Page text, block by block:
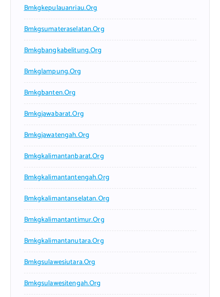
Bmkgkepulauanriau.org
Bmkgsumateraselatan.org
Bmkgbangkabelitung.org
Bmkglampung.org
Bmkgbanten.org
Bmkgjawabarat.org
Bmkgjawatengah.org
Bmkgkalimantanbarat.org
Bmkgkalimantantengah.org
Bmkgkalimantanselatan.org
Bmkgkalimantantimur.org
Bmkgkalimantanutara.org
Bmkgsulawesiutara.org
Bmkgsulawesitengah.org